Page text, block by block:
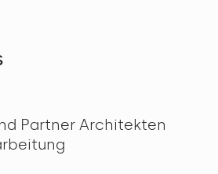
Partner Architekten